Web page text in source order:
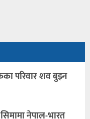
परिवार शव बुझ्न
नेपाल-भारत